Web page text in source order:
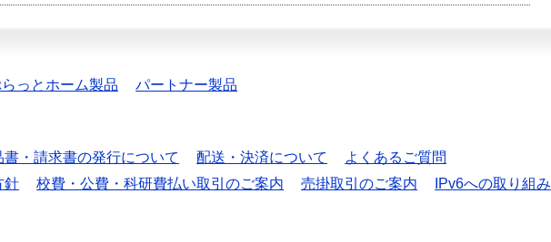
っとホーム製品 パートナー製品
書・請求書の発行について 配送・決済について
よくあるご質問
針 校費・公費・科研費払い取引のご案内 売掛取引のご案内
IPv6への取り組み